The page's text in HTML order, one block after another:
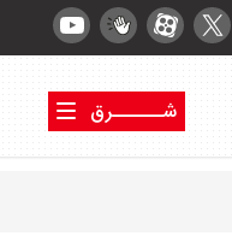
شــــــرق